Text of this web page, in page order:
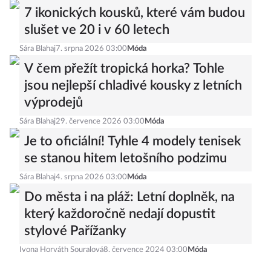
7 ikonických kousků, které vám budou
slušet ve 20 i v 60 letech
Sára Blahaj 7. srpna 2026 03:00 Móda
V čem přežít tropická horka? Tohle
jsou nejlepší chladivé kousky z letních
výprodejů
Sára Blahaj29. července 2026 03:00 Móda
Je to oficiální! Tyhle 4 modely tenisek
se stanou hitem letošního podzimu
Sára Blahaj4. srpna 2026 03:00 Móda
Do města i na pláž: Letní doplněk, na
který každoročně nedají dopustit
stylové Pařížanky
Ivona Horváth Souralová8. července 2024 03:00 Móda